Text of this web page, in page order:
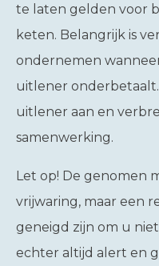
te laten gelden voor
keten. Belangrijk is
ondernemen
uitlener
uitlener aan en
samenwerking.
Let op! De genomen
vrijwaring, maar een
geneigd zijn om u
echter altijd alert en